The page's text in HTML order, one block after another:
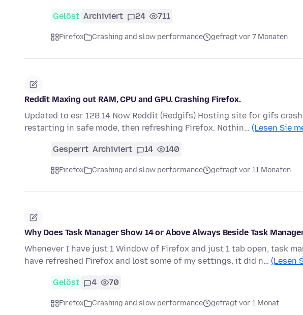
Gelöst Archiviert 24 711
Firefox Crashing and slow performance gefragt vor 7 Monaten
Reddit Maxing out RAM, CPU and GPU. Crashing Firefox.
Updated to esr 128.14 Now Reddit (Redgifs) Hosting site for gifs
restarting in safe mode, then refreshing Firefox. Nothin… (Lesen Sie
Gesperrt Archiviert 14 140
Firefox Crashing and slow performance gefragt vor 11 Monaten
Why Does Task Manager Show 14 or Above Always Beside Task
Whenever I have just 1 Window of Firefox and just 1 tab open, task
have refreshed Firefox and lost some of my settings, it did n… (Lesen
Gelöst 4 70
Firefox Crashing and slow performance gefragt vor 1 Monat